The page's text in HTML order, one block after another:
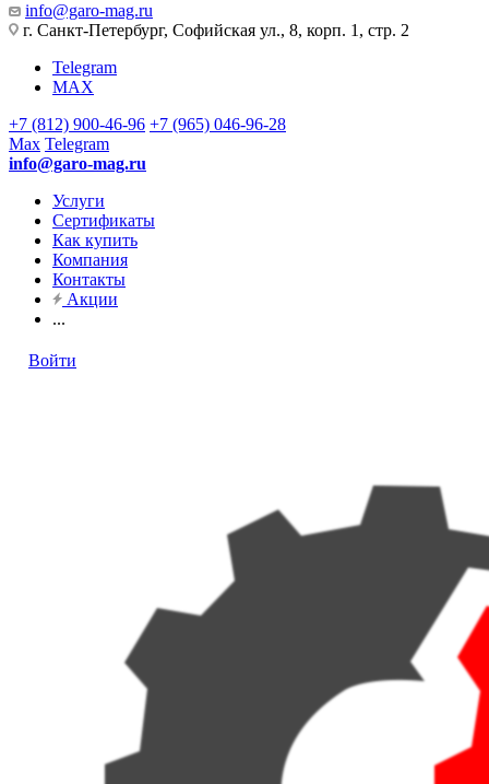
info@garo-mag.ru
г. Санкт-Петербург, Софийская ул., 8, корп. 1, стр. 2
Telegram
MAX
+7 (812) 900-46-96 +7 (965) 046-96-28
Max Telegram
info@garo-mag.ru
Услуги
Сертификаты
Как купить
Компания
Контакты
Акции
...
Войти